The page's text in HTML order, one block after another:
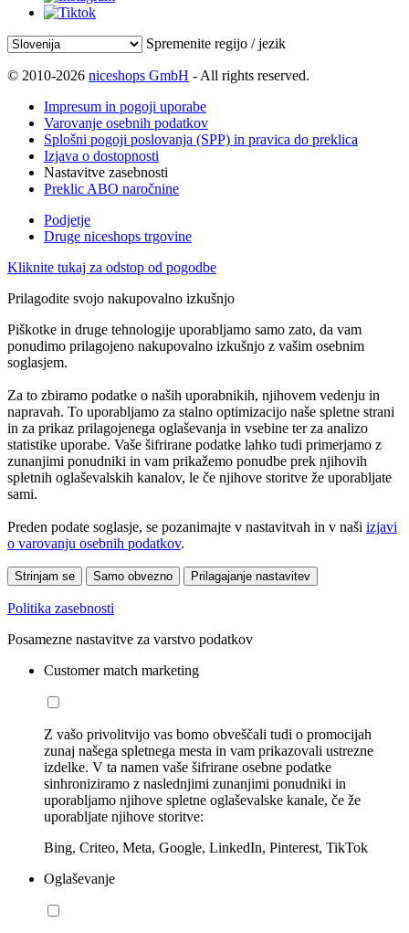
Spremenite regijo / jezik
© 2010-2026 niceshops GmbH - All rights reserved.
Impresum in pogoji uporabe
Varovanje osebnih podatkov
Splošni pogoji poslovanja (SPP) in pravica do preklica
Izjava o dostopnosti
Nastavitve zasebnosti
Preklic ABO naročnine
Podjetje
Druge niceshops trgovine
Kliknite tukaj za odstop od pogodbe
Prilagodite svojo nakupovalno izkušnjo
Piškotke in druge tehnologije uporabljamo samo zato, da vam
ponudimo prilagojeno nakupovalno izkušnjo z vašim osebnim
soglasjem.
Za to zbiramo podatke o naših uporabnikih, njihovem vedenju in
napravah. To uporabljamo za stalno optimizacijo naše spletne strani
in za prikaz prilagojenega oglaševanja in vsebine ter za analizo
statistike uporabe. Vaše šifrirane podatke lahko tudi primerjamo z
zunanjimi ponudniki in vam prikažemo ponudbe prek njihovih
spletnih oglaševalskih kanalov, le če njihove storitve že uporabljate
sami.
Preden podate soglasje, se pozanimajte v nastavitvah in v naši izjavi
o varovanju osebnih podatkov.
Strinjam se Samo obvezno Prilagajanje nastavitev
Politika zasebnosti
Posamezne nastavitve za varstvo podatkov
Customer match marketing
Z vašo privolitvijo vas bomo obveščali tudi o promocijah
zunaj našega spletnega mesta in vam prikazovali ustrezne
izdelke. V ta namen vaše šifrirane osebne podatke
sinhroniziramo z naslednjimi zunanjimi ponudniki in
uporabljamo njihove spletne oglaševalske kanale, če že
uporabljate njihove storitve:
Bing, Criteo, Meta, Google, LinkedIn, Pinterest, TikTok
Oglaševanje